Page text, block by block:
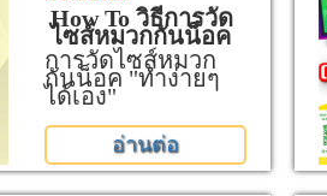
How To วิธีการวัด
ไซส์หมวกกันน็อค
การวัดไซส์หมวก
กันน็อค "ทำง่ายๆ
ได้เอง"
อ่านต่อ